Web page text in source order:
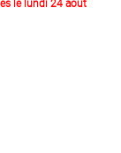
le lundi 24 août